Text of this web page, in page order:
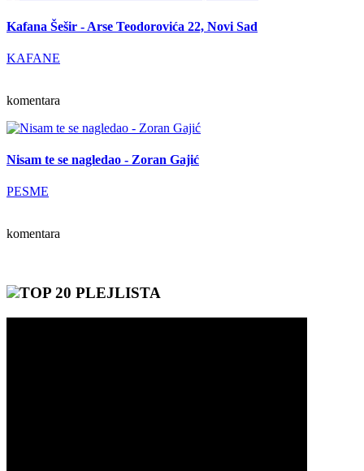
Kafana Šešir - Arse Teodorovića 22, Novi Sad
KAFANE
komentara
Nisam te se nagledao - Zoran Gajić
PESME
komentara
TOP 20 PLEJLISTA